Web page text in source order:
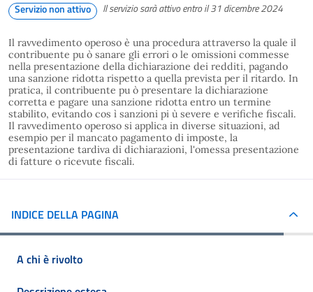
Servizio non attivo Il servizio sarà attivo entro il 31 dicembre 2024
Il ravvedimento operoso è una procedura attraverso la quale il
contribuente pu ò sanare gli errori o le omissioni commesse
nella presentazione della dichiarazione dei redditi, pagando
una sanzione ridotta rispetto a quella prevista per il ritardo. In
pratica, il contribuente pu ò presentare la dichiarazione
corretta e pagare una sanzione ridotta entro un termine
stabilito, evitando cos ì sanzioni pi ù severe e verifiche fiscali.
Il ravvedimento operoso si applica in diverse situazioni, ad
esempio per il mancato pagamento di imposte, la
presentazione tardiva di dichiarazioni, l'omessa presentazione
di fatture o ricevute fiscali.
INDICE DELLA PAGINA
A chi è rivolto